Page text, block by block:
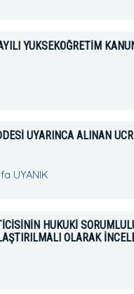
YÜKSEKÖĞRETİM
UYARINCA ALINAN
UYANIK
HUKUKİ
OLARAK